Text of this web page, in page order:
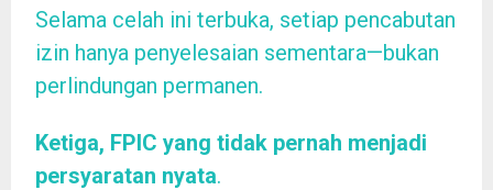
Selama celah ini terbuka, setiap pencabutan
izin hanya penyelesaian sementara—bukan
perlindungan permanen.
Ketiga, FPIC yang tidak pernah menjadi
persyaratan nyata.